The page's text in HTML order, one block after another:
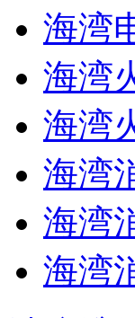
海湾
海湾
海湾
海湾
海湾
海湾